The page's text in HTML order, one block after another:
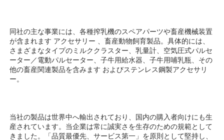
同社の主な事業には、各種搾乳機のスペアパーツや畜産機械装置
が含まれます アクセサリー 、畜産動物飼育製品。具体的には、
さまざまなタイプのミルククラスター、乳量計、空気圧式パルセ
ーター／電動パルセーター、子牛用給水器、子牛用哺乳瓶、その
他の畜産関連製品を含みます およびステンレス鋼製アクセサリ
ー。
当社の製品は世界中へ輸出されており、国内の購入者向けにも生
産されています。当企業は常に誠実さを生存のための規範として
きました。「品質最優先、サービス第一」を原則として堅持し、